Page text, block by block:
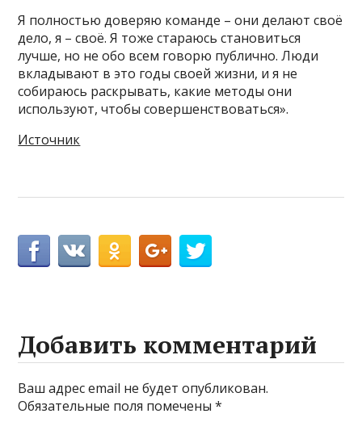
Я полностью доверяю команде – они делают своё
дело, я – своё. Я тоже стараюсь становиться
лучше, но не обо всем говорю публично. Люди
вкладывают в это годы своей жизни, и я не
собираюсь раскрывать, какие методы они
используют, чтобы совершенствоваться».
Источник
Добавить комментарий
Ваш адрес email не будет опубликован.
Обязательные поля помечены*